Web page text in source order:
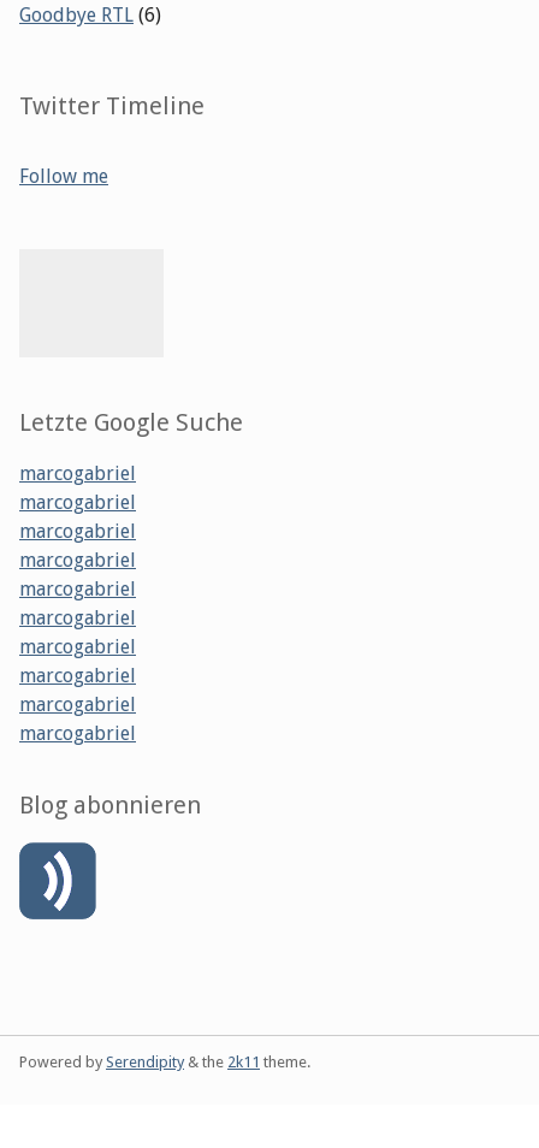
Goodbye RTL (6)
Twitter Timeline
Follow me
Letzte Google Suche
marcogabriel
marcogabriel
marcogabriel
marcogabriel
marcogabriel
marcogabriel
marcogabriel
marcogabriel
marcogabriel
marcogabriel
Blog abonnieren
Powered by Serendipity& the 2k11 theme.